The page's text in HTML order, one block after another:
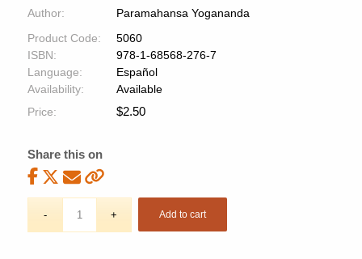
Author:
Paramahansa Yogananda
Product Code:
5060
ISBN:
978-1-68568-276-7
Language:
Español
Availability:
Available
Price:
$2.50
Share this on
Add to cart